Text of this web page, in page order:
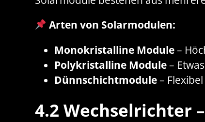
Arten von Solarmodulen:
Monokristalline Module–
Polykristalline Module–
Dünnschichtmodule–
4.2 Wechselrichter